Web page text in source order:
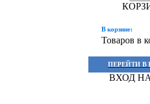
В корзине:
Товаров в
ПЕРЕЙТИ В
ВХОД